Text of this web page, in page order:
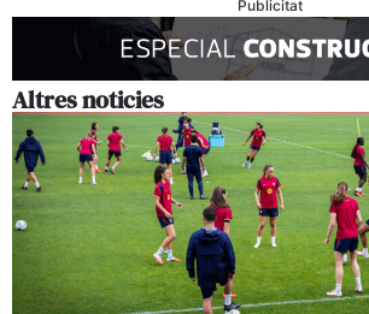
Publicitat
Altres noticies